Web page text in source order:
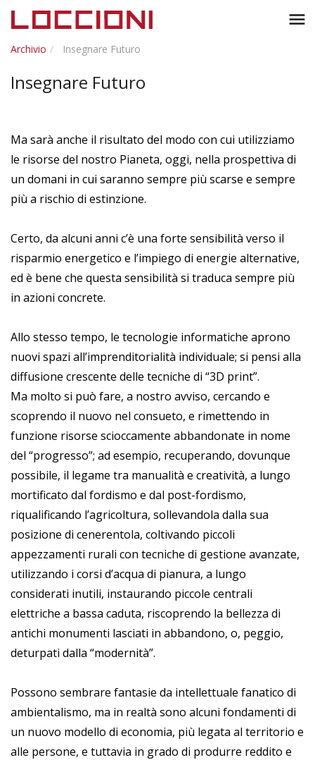
menu
Archivio Insegnare Futuro
Insegnare Futuro
Ma sarà anche il risultato del modo con cui utilizziamo
le risorse del nostro Pianeta, oggi, nella prospettiva di
un domani in cui saranno sempre più scarse e sempre
più a rischio di estinzione.
Certo, da alcuni anni c’è una forte sensibilità verso il
risparmio energetico e l’impiego di energie alternative,
ed è bene che questa sensibilità si traduca sempre più
in azioni concrete.
Allo stesso tempo, le tecnologie informatiche aprono
nuovi spazi all’imprenditorialità individuale; si pensi alla
diffusione crescente delle tecniche di “3D print”.
Ma molto si può fare, a nostro avviso, cercando e
scoprendo il nuovo nel consueto, e rimettendo in
funzione risorse scioccamente abbandonate in nome
del “progresso”; ad esempio, recuperando, dovunque
possibile, il legame tra manualità e creatività, a lungo
mortificato dal fordismo e dal post-fordismo,
riqualificando l’agricoltura, sollevandola dalla sua
posizione di cenerentola, coltivando piccoli
appezzamenti rurali con tecniche di gestione avanzate,
utilizzando i corsi d’acqua di pianura, a lungo
considerati inutili, instaurando piccole centrali
elettriche a bassa caduta, riscoprendo la bellezza di
antichi monumenti lasciati in abbandono, o, peggio,
deturpati dalla “modernità”.
Possono sembrare fantasie da intellettuale fanatico di
ambientalismo, ma in realtà sono alcuni fondamenti di
un nuovo modello di economia, più legata al territorio e
alle persone, e tuttavia in grado di produrre reddito e